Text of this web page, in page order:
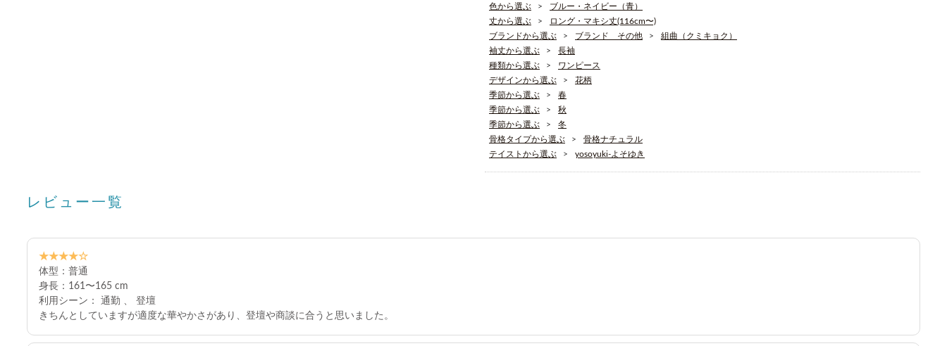
色から選ぶ
ブルー・ネイビー（青）
丈から選ぶ
ロング・マキシ丈(116cm〜)
ブランドから選ぶ
ブランド その他
組曲（クミキョク）
袖丈から選ぶ
長袖
種類から選ぶ
ワンピース
デザインから選ぶ
花柄
季節から選ぶ
春
季節から選ぶ
秋
季節から選ぶ
冬
骨格タイプから選ぶ
骨格ナチュラル
テイストから選ぶ
yosoyuki-よそゆき
レビュー一覧
★★★★☆
体型：普通
身長：161〜165 cm
利用シーン： 通勤 、 登壇
きちんとしていますが適度な華やかさがあり、登壇や商談に合うと思いました。